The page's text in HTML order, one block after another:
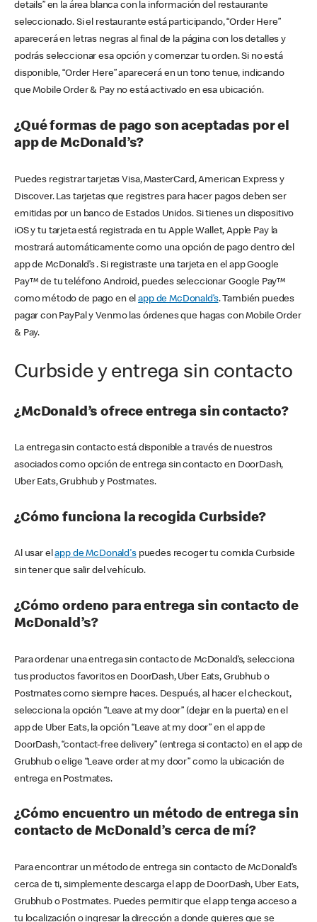
details” en la área blanca con la información del restaurante
seleccionado. Si el restaurante está participando, “Order Here”
aparecerá en letras negras al final de la página con los detalles y
podrás seleccionar esa opción y comenzar tu orden. Si no está
disponible, “Order Here” aparecerá en un tono tenue, indicando
que Mobile Order & Pay no está activado en esa ubicación.
¿Qué formas de pago son aceptadas por el
app de McDonald’s?
Puedes registrar tarjetas Visa, MasterCard, American Express y
Discover. Las tarjetas que registres para hacer pagos deben ser
emitidas por un banco de Estados Unidos. Si tienes un dispositivo
iOS y tu tarjeta está registrada en tu Apple Wallet, Apple Pay la
mostrará automáticamente como una opción de pago dentro del
app de McDonald’s . Si registraste una tarjeta en el app Google
Pay™ de tu teléfono Android, puedes seleccionar Google Pay™
como método de pago en elapp de McDonald’s. También puedes
pagar con PayPal y Venmo las órdenes que hagas con Mobile Order
& Pay.
Curbside y entrega sin contacto
¿McDonald’s ofrece entrega sin contacto?
La entrega sin contacto está disponible a través de nuestros
asociados como opción de entrega sin contacto en DoorDash,
Uber Eats, Grubhub y Postmates.
¿Cómo funciona la recogida Curbside?
Al usar elapp de McDonald'spuedes recoger tu comida Curbside
sin tener que salir del vehículo.
¿Cómo ordeno para entrega sin contacto de
McDonald’s?
Para ordenar una entrega sin contacto de McDonald’s, selecciona
tus productos favoritos en DoorDash, Uber Eats, Grubhub o
Postmates como siempre haces. Después, al hacer el checkout,
selecciona la opción “Leave at my door” (dejar en la puerta) en el
app de Uber Eats, la opción “Leave at my door” en el app de
DoorDash, “contact-free delivery” (entrega si contacto) en el app de
Grubhub o elige “Leave order at my door” como la ubicación de
entrega en Postmates.
¿Cómo encuentro un método de entrega sin
contacto de McDonald’s cerca de mí?
Para encontrar un método de entrega sin contacto de McDonald’s
cerca de ti, simplemente descarga el app de DoorDash, Uber Eats,
Grubhub o Postmates. Puedes permitir que el app tenga acceso a
tu localización o ingresar la dirección a donde quieres que se